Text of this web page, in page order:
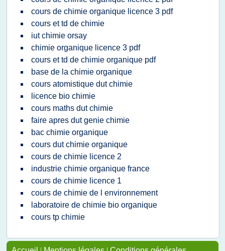
cours de chimie organique licence 3 pdf
cours et td de chimie
iut chimie orsay
chimie organique licence 3 pdf
cours et td de chimie organique pdf
base de la chimie organique
cours atomistique dut chimie
licence bio chimie
cours maths dut chimie
faire apres dut genie chimie
bac chimie organique
cours dut chimie organique
cours de chimie licence 2
industrie chimie organique france
cours de chimie licence 1
cours de chimie de l environnement
laboratoire de chimie bio organique
cours tp chimie